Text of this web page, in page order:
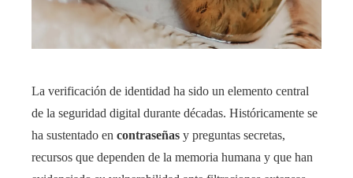
La verificación de identidad ha sido un elemento central
de la seguridad digital durante décadas. Históricamente se
ha sustentado en contraseñas y preguntas secretas,
recursos que dependen de la memoria humana y que han